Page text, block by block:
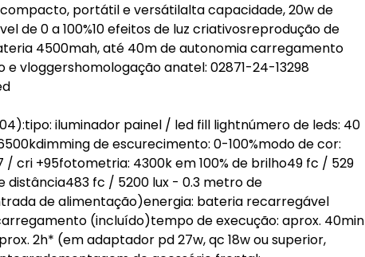
portátil e versátilalta capacidade, 20w de
0 a 100%10 efeitos de luz criativosreprodução de
4500mah, até 40m de autonomia carregamento
vloggershomologação anatel: 02871-24-13298
iluminador painel / led fill lightnúmero de leds: 40
de escurecimento: 0-100%modo de cor:
cri +95fotometria: 4300k em 100% de brilho49 fc / 529
distância483 fc / 5200 lux - 0.3 metro de
de alimentação)energia: bateria recarregável
(incluído)tempo de execução: aprox. 40min
2h* (em adaptador pd 27w, qc 18w ou superior,